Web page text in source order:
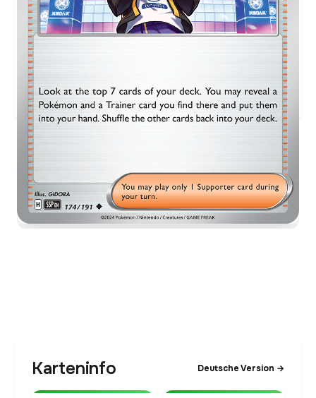
€0,30
Preise werden täglich aktualisiert.
Karteninfo Deutsche Version →